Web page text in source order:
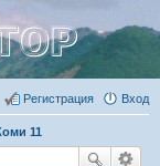
Вход
Регистрация
11